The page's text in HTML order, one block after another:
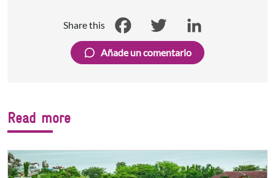
Share this
Facebook Twitter LinkedIn
Añade un comentario
Read more